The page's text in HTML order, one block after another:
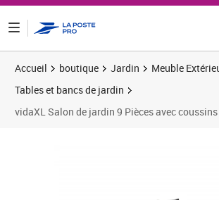
Accueil boutique Jardin
Meuble
Tables et bancs de jardin
vidaXL Salon de jardin 9 Pièces avec